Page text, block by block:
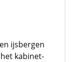
ijsbergen
kabinet-